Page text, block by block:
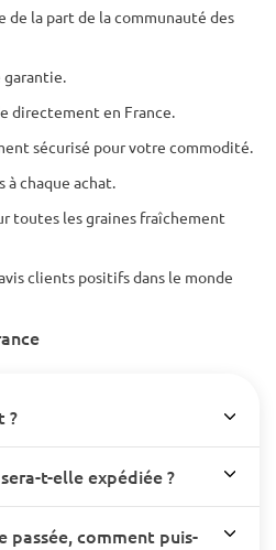
de la part de la communauté des
directement en France.
sécurisé pour votre commodité.
à chaque achat.
toutes les graines fraîchement
clients positifs dans le monde
?
t-elle expédiée ?
passée, comment puis-